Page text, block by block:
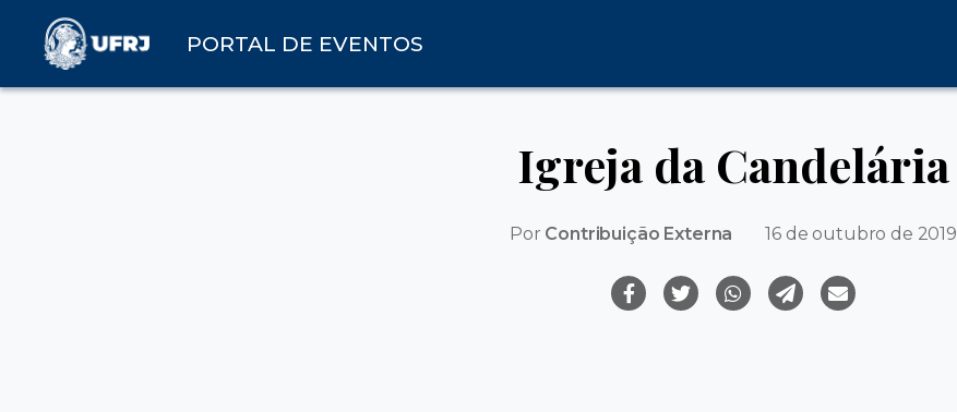
PORTAL DE EVENTOS
Igreja da Candelária
Por Contribuição Externa 16 de outubro de 2019